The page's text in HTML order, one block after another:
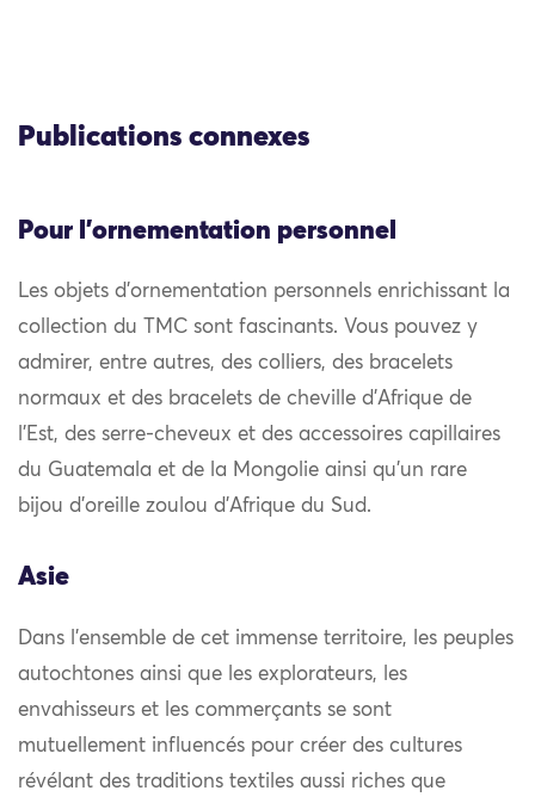
Publications connexes
Pour l'ornementation personnel
Les objets d’ornementation personnels enrichissant la
collection du TMC sont fascinants. Vous pouvez y
admirer, entre autres, des colliers, des bracelets
normaux et des bracelets de cheville d’Afrique de
l’Est, des serre-cheveux et des accessoires capillaires
du Guatemala et de la Mongolie ainsi qu’un rare
bijou d’oreille zoulou d’Afrique du Sud.
Asie
Dans l’ensemble de cet immense territoire, les peuples
autochtones ainsi que les explorateurs, les
envahisseurs et les commerçants se sont
mutuellement influencés pour créer des cultures
révélant des traditions textiles aussi riches que